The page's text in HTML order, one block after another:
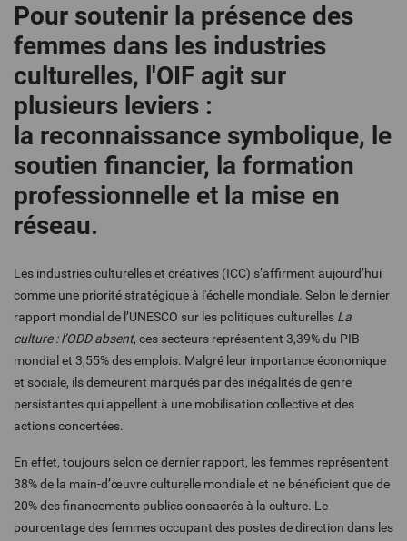
Pour soutenir la présence des
femmes dans les industries
culturelles, l'OIF agit sur
plusieurs leviers :
la reconnaissance symbolique, le
soutien financier, la formation
professionnelle et la mise en
réseau.
Les industries culturelles et créatives (ICC) s’affirment aujourd’hui
comme une priorité stratégique à l'échelle mondiale. Selon le dernier
rapport mondial de l’UNESCO sur les politiques culturelles La
culture : l’ODD absent, ces secteurs représentent 3,39% du PIB
mondial et 3,55% des emplois. Malgré leur importance économique
et sociale, ils demeurent marqués par des inégalités de genre
persistantes qui appellent à une mobilisation collective et des
actions concertées.
En effet, toujours selon ce dernier rapport, les femmes représentent
38% de la main-d’œuvre culturelle mondiale et ne bénéficient que de
20% des financements publics consacrés à la culture. Le
pourcentage des femmes occupant des postes de direction dans les